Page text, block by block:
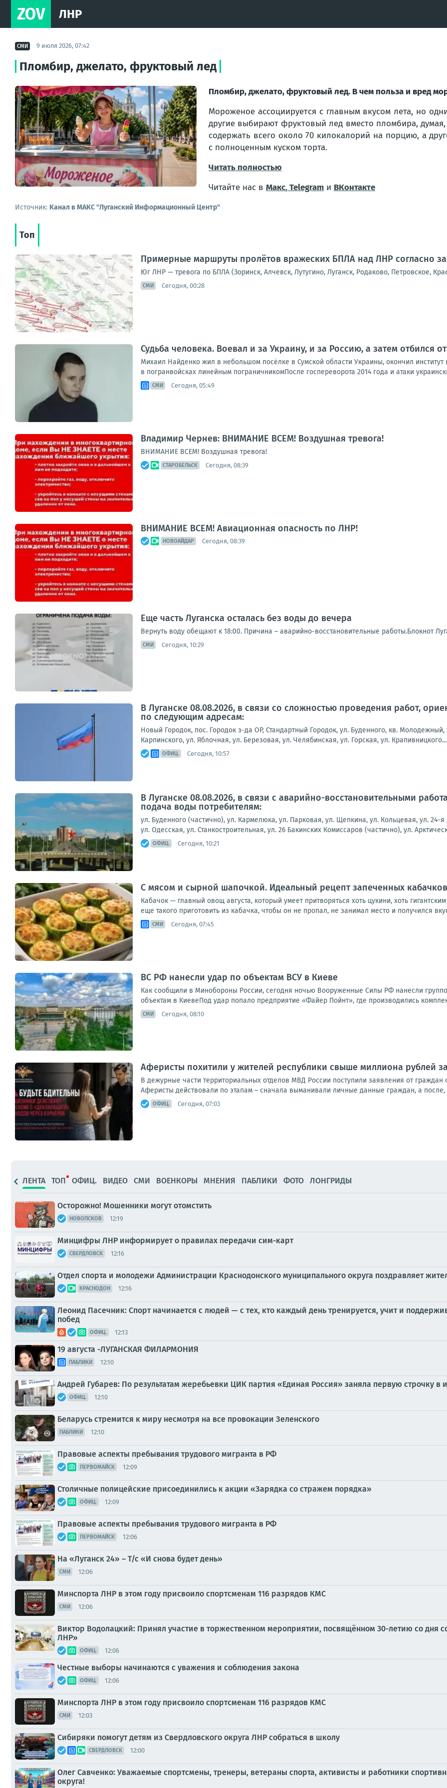
ZOV ЛНР
СМИ 9 июля 2026, 07:42
Пломбир, джелато, фруктовый лед
Пломбир, джелато, фруктовый лед. В чем польза и вред
Мороженое ассоциируется с главным вкусом лета, но
другие выбирают фруктовый лед вместо пломбира,
содержать всего около 70 килокалорий на порцию, а
с полноценным куском торта.
Читать полностью
Читайте нас в Макс,Telegram и ВКонтакте
Источник: Канал в МАКС "Луганский Информационный Центр"
Топ
Примерные маршруты пролётов вражеских БПЛА над ЛНР согласно
Юг ЛНР — тревога по БПЛА (Зоринск, Алчевск, Лутугино, Луганск, Родаково, Петровское,
СМИ Сегодня, 00:28
Судьба человека. Воевал и за Украину, и за Россию, а затем отбился
Михаил Найденко жил в небольшом посёлке в Сумской области Украины, окончил
в погранвойсках линейным пограничникомПосле госпереворота 2014 года и атаки
СМИ Сегодня, 05:49
Владимир Чернев: ВНИМАНИЕ ВСЕМ! Воздушная тревога!
ВНИМАНИЕ ВСЕМ! Воздушная тревога!
СТАРОБЕЛЬСК Сегодня, 08:39
ВНИМАНИЕ ВСЕМ! Авиационная опасность по ЛНР!
НОВОАЙДАР Сегодня, 08:39
Еще часть Луганска осталась без воды до вечера
Вернуть воду обещают к 18:00. Причина – аварийно-восстановительные работы.Блокнот
СМИ Сегодня, 10:29
В Луганске 08.08.2026, в связи со сложностью проведения работ,
по следующим адресам:
Новый Городок, пос. Городок з-да ОР, Стандартный Городок, ул. Буденного, кв.
Карпинского, ул. Яблочная, ул. Березовая, ул. Челябинская, ул. Горская, ул. Крапивницкого...
ОФИЦ. Сегодня, 10:57
В Луганске 08.08.2026, в связи с аварийно-восстановительными
подача воды потребителям:
ул. Буденного (частично), ул. Кармелюка, ул. Парковая, ул. Щепкина, ул. Кольцевая, ул. 24-
ул. Одесская, ул. Станкостроительная, ул. 26 Бакинских Комиссаров (частично), ул.
ОФИЦ. Сегодня, 10:21
С мясом и сырной шапочкой. Идеальный рецепт запеченных
Кабачок — главный овощ августа, который умеет притворяться хоть цукини, хоть
еще такого приготовить из кабачка, чтобы он не пропал, не занимал место и получился
СМИ Сегодня, 07:45
ВС РФ нанесли удар по объектам ВСУ в Киеве
Как сообщили в Минобороны России, сегодня ночью Вооруженные Силы РФ нанесли
объектам в КиевеПод удар попало предприятие «Файер Пойнт», где производились
СМИ Сегодня, 08:10
Аферисты похитили у жителей республики свыше миллиона рублей
В дежурные части территориальных отделов МВД России поступили заявления от
Аферисты действовали по этапам – сначала выманивали личные данные граждан, а после,
ОФИЦ. Сегодня, 07:03
ЛЕНТА ТОП ОФИЦ. ВИДЕО СМИ ВОЕНКОРЫ МНЕНИЯ ПАБЛИКИ ФОТО ЛОНГРИДЫ
Осторожно! Мошенники могут отомстить
НОВОПСКОВ 12:19
Минцифры ЛНР информирует о правилах передачи сим-карт
СВЕРДЛОВСК 12:16
Отдел спорта и молодежи Администрации Краснодонского муниципального округа поздравляет
КРАСНОДОН 12:16
Леонид Пасечник: Спорт начинается с людей — с тех, кто каждый день тренируется, учит и
побед
ОФИЦ. 12:13
19 августа -ЛУГАНСКАЯ ФИЛАРМОНИЯ
ПАБЛИКИ 12:10
Андрей Губарев: По результатам жеребьевки ЦИК партия «Единая Россия» заняла первую строчку в
ОФИЦ. 12:10
Беларусь стремится к миру несмотря на все провокации Зеленского
ПАБЛИКИ 12:10
Правовые аспекты пребывания трудового мигранта в РФ
ПЕРВОМАЙСК 12:09
Столичные полицейские присоединились к акции «Зарядка со стражем порядка»
ОФИЦ. 12:09
Правовые аспекты пребывания трудового мигранта в РФ
ПЕРВОМАЙСК 12:06
На «Луганск 24» – Т/с «И снова будет день»
СМИ 12:06
Минспорта ЛНР в этом году присвоило спортсменам 116 разрядов КМС
СМИ 12:06
Виктор Водолацкий: Принял участие в торжественном мероприятии, посвящённом 30-летию со дня
ЛНР»
ОФИЦ. 12:06
Честные выборы начинаются с уважения и соблюдения закона
ОФИЦ. 12:06
Минспорта ЛНР в этом году присвоило спортсменам 116 разрядов КМС
СМИ 12:03
Сибиряки помогут детям из Свердловского округа ЛНР собраться в школу
СВЕРДЛОВСК 12:00
Олег Савченко: Уважаемые спортсмены, тренеры, ветераны спорта, активисты и работники
округа!